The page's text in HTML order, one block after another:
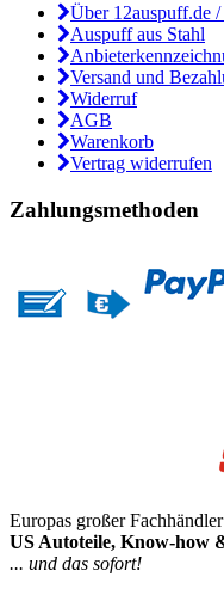
Über 12auspuff.de
Auspuff aus Stahl
Versand und
Widerruf
AGB
Warenkorb
Vertrag widerrufen
Zahlungsmethoden
Europas großer
US Autoteile, Know-how
... und das sofort!